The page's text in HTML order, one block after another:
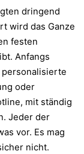
dringend
wird das Ganze
festen
Anfangs
oder
mit ständig
Jeder der
vor. Es mag
nicht.